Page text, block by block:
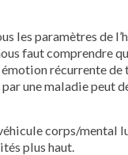
les paramètres de
faut comprendre
récurrente
une maladie
corps/mental
plus haut.